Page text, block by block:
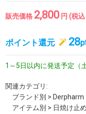
販売価格 2,800円 (税込
ポイント還元 28
1～5日以内に発送予定（
関連カテゴリ:
ブランド別 > Derpharm
アイテム別 > 日焼け止